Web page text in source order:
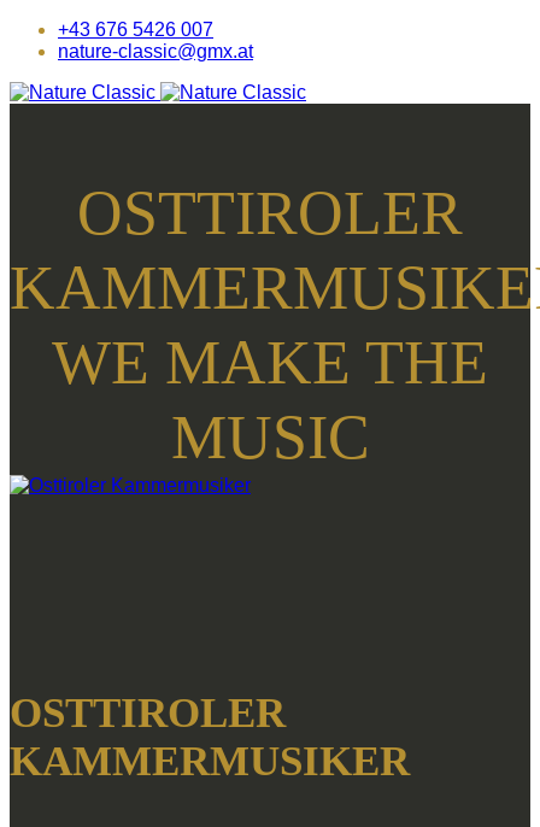
+43 676 5426 007
nature-classic@gmx.at
OSTTIROLER
WE MAKE THE
MUSIC
OSTTIROLER
KAMMERMUSIKER